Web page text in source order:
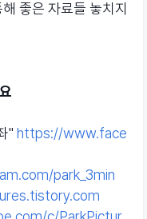
좋은 자료들 놓치지
" https://www.face
park_3min